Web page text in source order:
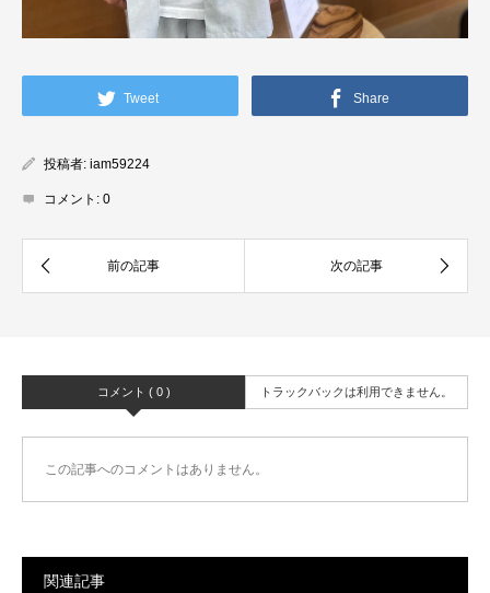
Tweet Share
投稿者: iam59224
コメント: 0
コメント ( 0 ) トラックバックは利用できません。
この記事へのコメントはありません。
関連記事